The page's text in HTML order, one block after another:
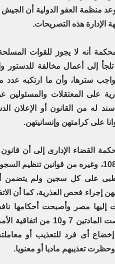
منظمة العفو الدولية أن
الإدارة هذه التصريحات.
أنه لا يجوز للقوات
إلى أعمال مخالفة للدستور
سترها، وأن ما ارتكبه عدد
على المعتقلات والمسئولين
سند له من القانون أو الإعلان
على كرامتهن وإنسانيتهن.
فى المادة 108، وغيره من قوانين
على كل سجين ولم يتضمن
إجراء فحص العذرية، كما أن
إليها مصر وأصبحت أحكامها
وحريته ونصت المادتين
أى فرد للتعذيب أو
تعذيبهم ماديا أو معنويا.